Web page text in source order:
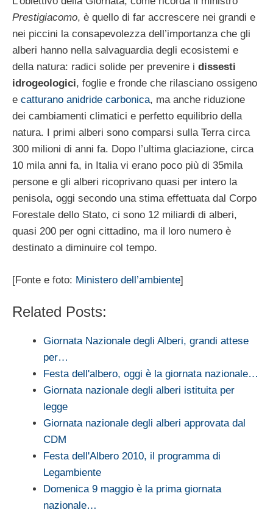
Prestigiacomo, è quello di far accrescere nei grandi e
nei piccini la consapevolezza dell’importanza che gli
alberi hanno nella salvaguardia degli ecosistemi e
della natura: radici solide per prevenire i dissesti
idrogeologici, foglie e fronde che rilasciano ossigeno
e catturano anidride carbonica, ma anche riduzione
dei cambiamenti climatici e perfetto equilibrio della
natura. I primi alberi sono comparsi sulla Terra circa
300 milioni di anni fa. Dopo l’ultima glaciazione, circa
10 mila anni fa, in Italia vi erano poco più di 35mila
persone e gli alberi ricoprivano quasi per intero la
penisola, oggi secondo una stima effettuata dal Corpo
Forestale dello Stato, ci sono 12 miliardi di alberi,
quasi 200 per ogni cittadino, ma il loro numero è
destinato a diminuire col tempo.
[Fonte e foto: Ministero dell’ambiente]
Related Posts:
Giornata Nazionale degli Alberi, grandi attese
per…
Festa dell'albero, oggi è la giornata nazionale…
Giornata nazionale degli alberi istituita per
legge
Giornata nazionale degli alberi approvata dal
CDM
Festa dell'Albero 2010, il programma di
Legambiente
Domenica 9 maggio è la prima giornata
nazionale…